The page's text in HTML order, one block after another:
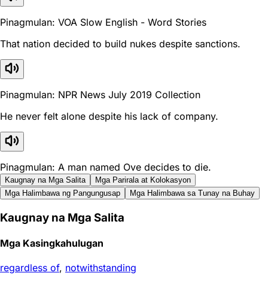
Pinagmulan: VOA Slow English - Word Stories
That nation decided to build nukes despite sanctions.
Pinagmulan: NPR News July 2019 Collection
He never felt alone despite his lack of company.
Pinagmulan: A man named Ove decides to die.
Kaugnay na Mga Salita
Mga Parirala at Kolokasyon
Mga Halimbawa ng Pangungusap
Mga Halimbawa sa Tunay na Buhay
Kaugnay na Mga Salita
Mga Kasingkahulugan
regardless of, notwithstanding